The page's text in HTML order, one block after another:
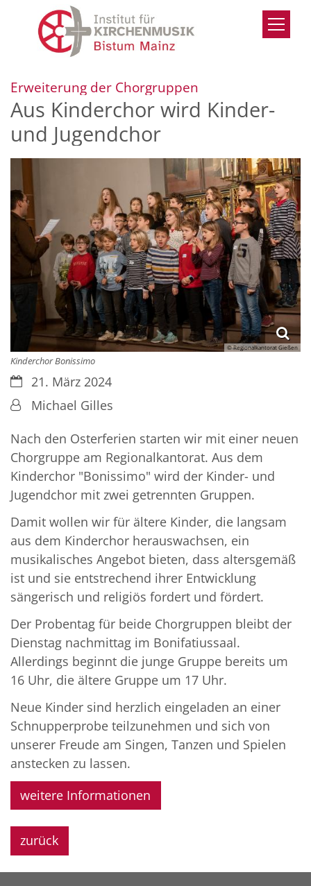
Zum Inhalt springen
Erweiterung der Chorgruppen
Aus Kinderchor wird Kinder-
und Jugendchor
© Regionalkantorat Gießen
Kinderchor Bonissimo
Datum:21. März 2024
Von:Michael Gilles
Nach den Osterferien starten wir mit einer neuen
Chorgruppe am Regionalkantorat. Aus dem
Kinderchor "Bonissimo" wird der Kinder- und
Jugendchor mit zwei getrennten Gruppen.
Damit wollen wir für ältere Kinder, die langsam
aus dem Kinderchor herauswachsen, ein
musikalisches Angebot bieten, dass altersgemäß
ist und sie entstrechend ihrer Entwicklung
sängerisch und religiös fordert und fördert.
Der Probentag für beide Chorgruppen bleibt der
Dienstag nachmittag im Bonifatiussaal.
Allerdings beginnt die junge Gruppe bereits um
16 Uhr, die ältere Gruppe um 17 Uhr.
Neue Kinder sind herzlich eingeladen an einer
Schnupperprobe teilzunehmen und sich von
unserer Freude am Singen, Tanzen und Spielen
anstecken zu lassen.
weitere Informationen
zurück